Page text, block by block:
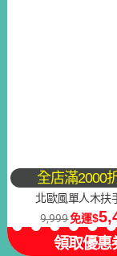
全店滿2000
北歐風單人木扶
9,999免運
領取優惠